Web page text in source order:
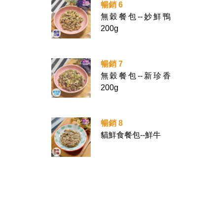
暢銷 6
無穀餐包--妙鮮鴨
200g
暢銷 7
無穀餐包--新珍香
200g
暢銷 8
貓鮮食餐包--鮮牛